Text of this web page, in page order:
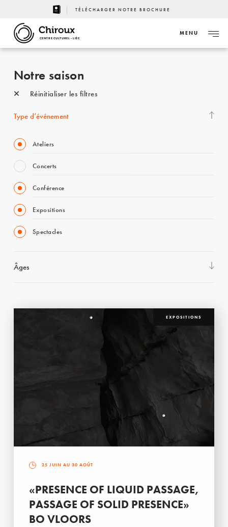
TÉLÉCHARGER NOTRE BROCHURE
CENTRE CULTUREL - LIÈGE
MENU
Notre saison
Réinitialiser les filtres
Type d’événement
Ateliers
Concerts
Conférence
Expositions
Spectacles
Âges
EXPOSITIONS
25 JUIN AU 30 AOÛT
«PRESENCE OF LIQUID PASSAGE,
PASSAGE OF SOLID PRESENCE»
BO VLOORS